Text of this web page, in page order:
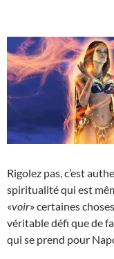
Rigolez pas, c’est
spiritualité qui est
«voir» certaines choses
véritable défi que de
qui se prend pour